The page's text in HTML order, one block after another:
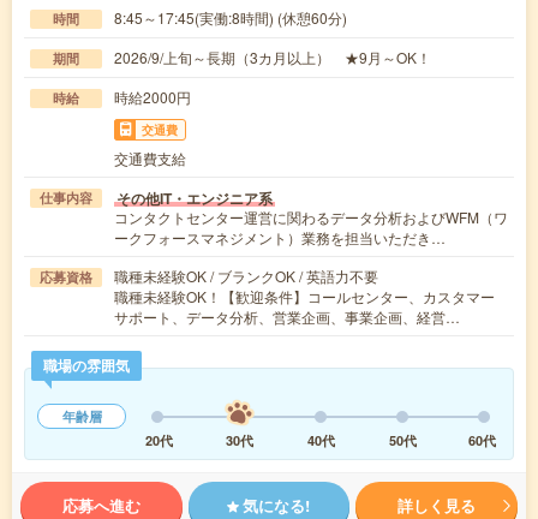
時間 8:45～17:45(実働:8時間) (休憩60分)
期間 2026/9/上旬～長期（3カ月以上） ★9月～OK！
時給 時給2000円
交通費
交通費支給
仕事内容 その他IT・エンジニア系
コンタクトセンター運営に関わるデータ分析およびWFM（ワ
ークフォースマネジメント）業務を担当いただき…
応募資格
職種未経験OK / ブランクOK / 英語力不要
職種未経験OK！【歓迎条件】コールセンター、カスタマー
サポート、データ分析、営業企画、事業企画、経営…
職場の雰囲気
年齢層
20代
30代 40代 50代 60代
応募へ進む 気になる! 詳しく見る